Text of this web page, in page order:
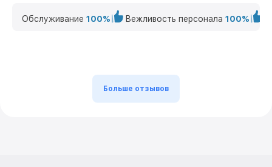
Обслуживание 100% Вежливость персонала 100%
Больше отзывов